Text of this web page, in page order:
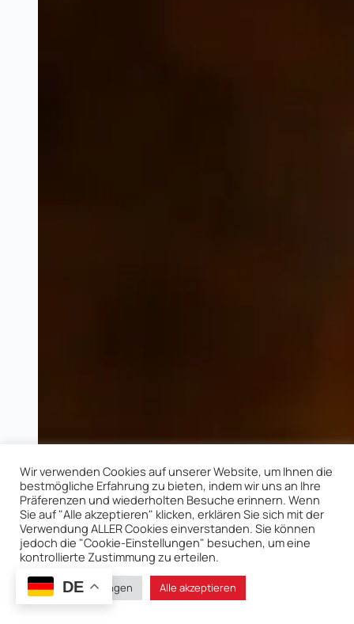
Wir verwenden Cookies auf unserer Website, um Ihnen die
bestmögliche Erfahrung zu bieten, indem wir uns an Ihre
Präferenzen und wiederholten Besuche erinnern. Wenn
Sie auf "Alle akzeptieren" klicken, erklären Sie sich mit der
Verwendung ALLER Cookies einverstanden. Sie können
jedoch die "Cookie-Einstellungen" besuchen, um eine
kontrollierte Zustimmung zu erteilen.
Cookie-Einstellungen Alle akzeptieren
DE